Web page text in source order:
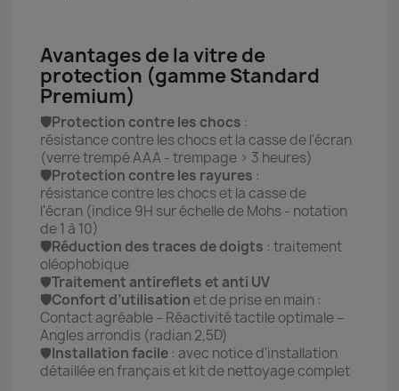
Avantages de la vitre de
protection (gamme Standard
Premium)
🛡️Protection contre les chocs :
résistance contre les chocs et la casse de l'écran
(verre trempé AAA - trempage > 3 heures)
🛡️Protection contre les rayures :
résistance contre les chocs et la casse de
l'écran (indice 9H sur échelle de Mohs - notation
de 1 à 10)
🛡️Réduction des traces de doigts : traitement
oléophobique
🛡️Traitement antireflets et anti UV
🛡️Confort d’utilisation et de prise en main :
Contact agréable – Réactivité tactile optimale –
Angles arrondis (radian 2,5D)
🛡️Installation facile : avec notice d'installation
détaillée en français et kit de nettoyage complet